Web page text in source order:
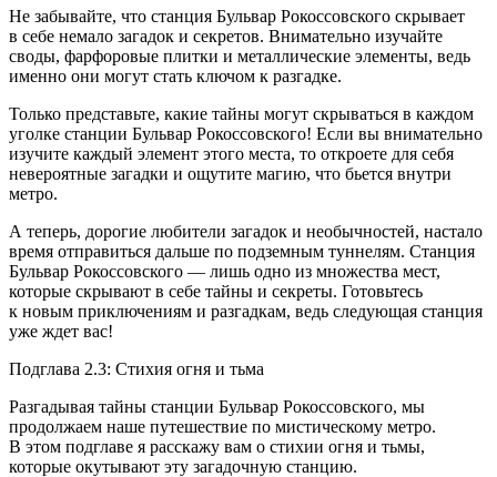
Не забывайте, что станция Бульвар Рокоссовского скрывает
в себе немало загадок и секретов. Внимательно изучайте
своды, фарфоровые плитки и металлические элементы, ведь
именно они могут стать ключом к разгадке.
Только представьте, какие тайны могут скрываться в каждом
уголке станции Бульвар Рокоссовского! Если вы внимательно
изучите каждый элемент этого места, то откроете для себя
невероятные загадки и ощутите магию, что бьется внутри
метро.
А теперь, дорогие любители загадок и необычностей, настало
время отправиться дальше по подземным туннелям. Станция
Бульвар Рокоссовского — лишь одно из множества мест,
которые скрывают в себе тайны и секреты. Готовьтесь
к новым приключениям и разгадкам, ведь следующая станция
уже ждет вас!
Подглава 2.3: Стихия огня и тьма
Разгадывая тайны станции Бульвар Рокоссовского, мы
продолжаем наше путешествие по мистическому метро.
В этом подглаве я расскажу вам о стихии огня и тьмы,
которые окутывают эту загадочную станцию.